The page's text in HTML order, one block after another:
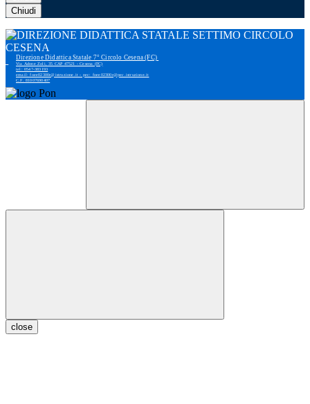
Chiudi
Direzione Didattica Statale 7° Circolo Cesena (FC)
Via Adone Zoli, 35 CAP 47521 - Cesena (FC)
tel: 0547-383193
email: foee02300r@istruzione.it - pec: foee02300r@pec.istruzione.it
C.F. 81007690407
close